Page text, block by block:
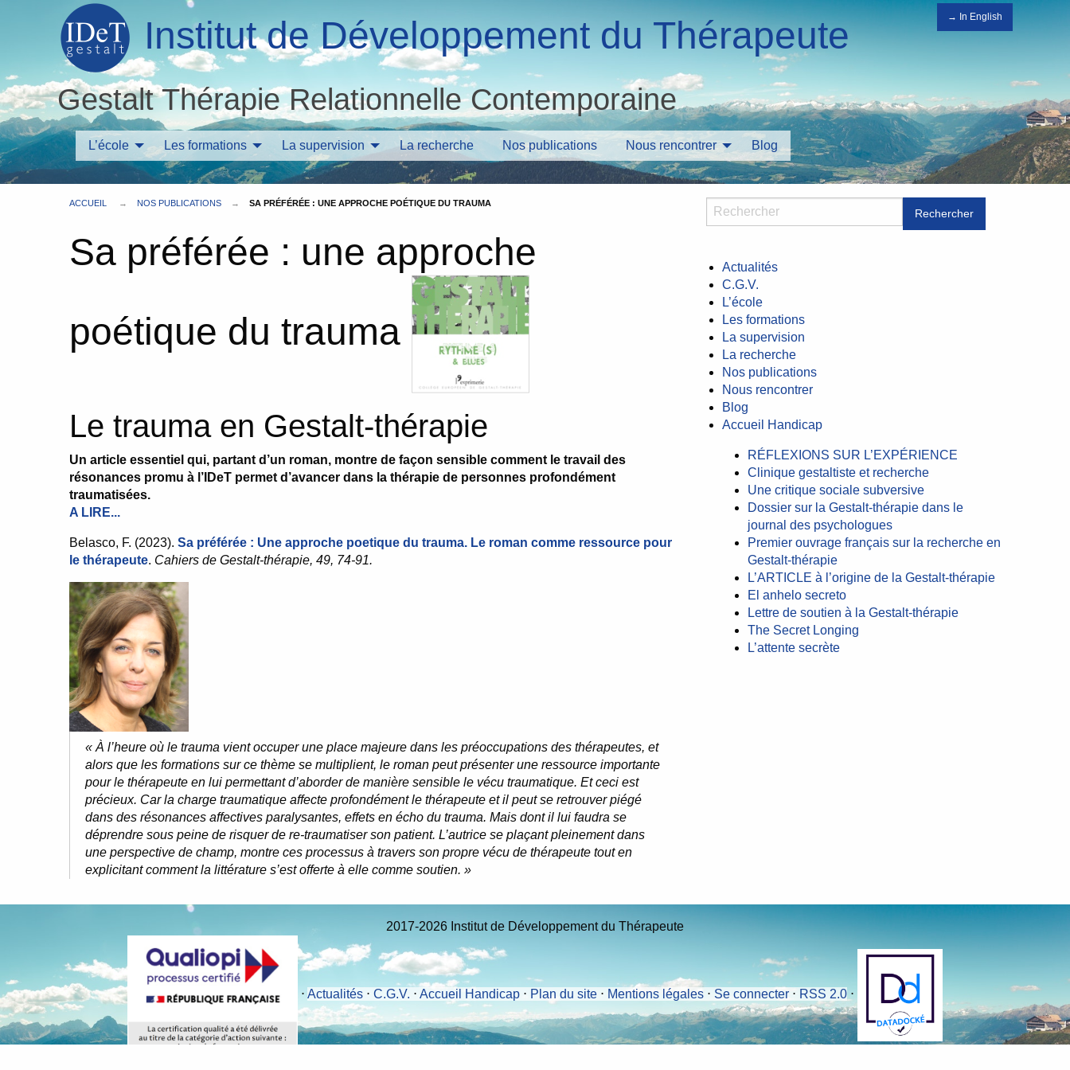
→ In English
Institut de Développement du Thérapeute
Gestalt Thérapie Relationnelle Contemporaine
L’école Les formations La supervision La recherche Nos publications Nous rencontrer Blog
ACCUEIL NOS PUBLICATIONS SA PRÉFÉRÉE : UNE APPROCHE POÉTIQUE DU TRAUMA
Sa préférée : une approche
poétique du trauma
Le trauma en Gestalt-thérapie
Un article essentiel qui, partant d’un roman, montre de façon sensible comment le travail des
résonances promu à l’IDeT permet d’avancer dans la thérapie de personnes profondément
traumatisées.
A LIRE...
Belasco, F. (2023). Sa préférée : Une approche poetique du trauma. Le roman comme ressource pour
le thérapeute. Cahiers de Gestalt-thérapie, 49, 74-91.
« À l’heure où le trauma vient occuper une place majeure dans les préoccupations des thérapeutes, et
alors que les formations sur ce thème se multiplient, le roman peut présenter une ressource importante
pour le thérapeute en lui permettant d’aborder de manière sensible le vécu traumatique. Et ceci est
précieux. Car la charge traumatique affecte profondément le thérapeute et il peut se retrouver piégé
dans des résonances affectives paralysantes, effets en écho du trauma. Mais dont il lui faudra se
déprendre sous peine de risquer de re-traumatiser son patient. L’autrice se plaçant pleinement dans
une perspective de champ, montre ces processus à travers son propre vécu de thérapeute tout en
explicitant comment la littérature s’est offerte à elle comme soutien. »
Rechercher
Actualités
C.G.V.
L’école
Les formations
La supervision
La recherche
Nos publications
Nous rencontrer
Blog
Accueil Handicap
RÉFLEXIONS SUR L’EXPÉRIENCE
Clinique gestaltiste et recherche
Une critique sociale subversive
Dossier sur la Gestalt-thérapie dans le
journal des psychologues
Premier ouvrage français sur la recherche en
Gestalt-thérapie
L’ARTICLE à l’origine de la Gestalt-thérapie
El anhelo secreto
Lettre de soutien à la Gestalt-thérapie
The Secret Longing
L’attente secrète
2017-2026 Institut de Développement du Thérapeute
⋅ Actualités ⋅ C.G.V. ⋅ Accueil Handicap ⋅ Plan du site ⋅ Mentions légales ⋅ Se connecter ⋅ RSS 2.0 ⋅